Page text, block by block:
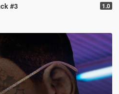
#3 1.0